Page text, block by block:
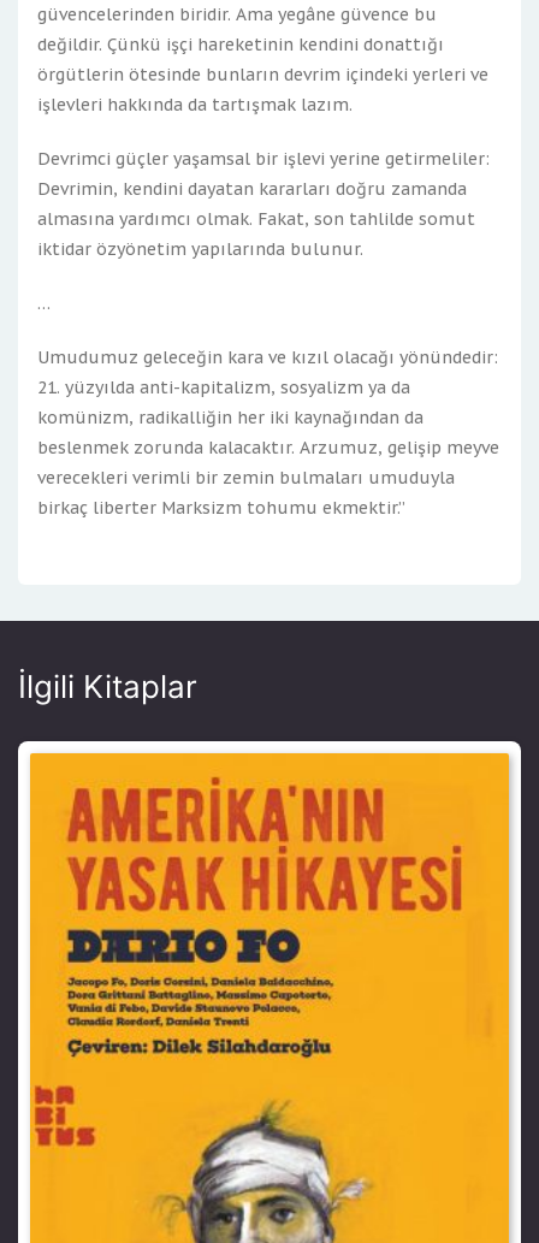
güvencelerinden biridir. Ama yegâne güvence bu
değildir. Çünkü işçi hareketinin kendini donattığı
örgütlerin ötesinde bunların devrim içindeki yerleri ve
işlevleri hakkında da tartışmak lazım.
Devrimci güçler yaşamsal bir işlevi yerine getirmeliler:
Devrimin, kendini dayatan kararları doğru zamanda
almasına yardımcı olmak. Fakat, son tahlilde somut
iktidar özyönetim yapılarında bulunur.
…
Umudumuz geleceğin kara ve kızıl olacağı yönündedir:
21. yüzyılda anti-kapitalizm, sosyalizm ya da
komünizm, radikalliğin her iki kaynağından da
beslenmek zorunda kalacaktır. Arzumuz, gelişip meyve
verecekleri verimli bir zemin bulmaları umuduyla
birkaç liberter Marksizm tohumu ekmektir.”
İlgili Kitaplar